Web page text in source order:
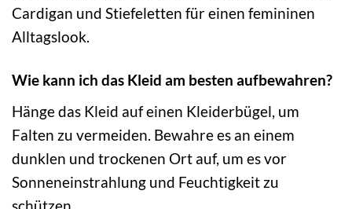
Cardigan und Stiefeletten für einen femininen
Alltagslook.
Wie kann ich das Kleid am besten aufbewahren?
Hänge das Kleid auf einen Kleiderbügel, um
Falten zu vermeiden. Bewahre es an einem
dunklen und trockenen Ort auf, um es vor
Sonneneinstrahlung und Feuchtigkeit zu
schützen.